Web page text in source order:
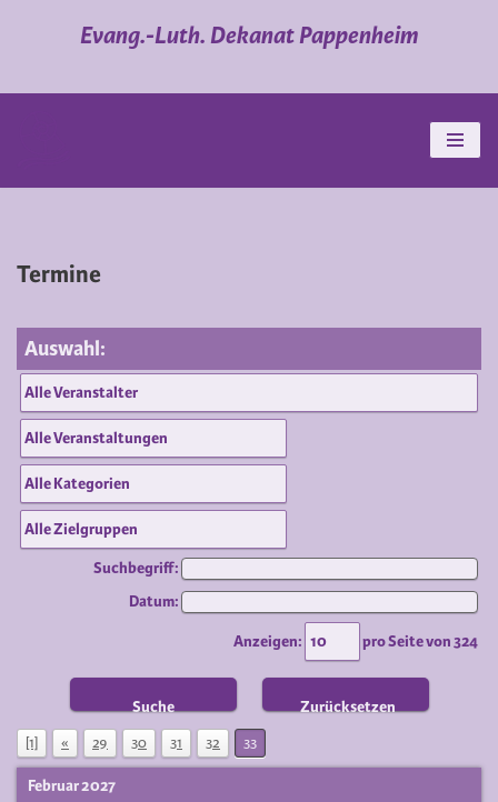
Evang.-Luth. Dekanat Pappenheim
Termine
Auswahl:
Suchbegriff:
Datum:
Anzeigen: pro Seite von324
Suche Zurücksetzen
[1] « 29 30 31 32 33
Februar 2027